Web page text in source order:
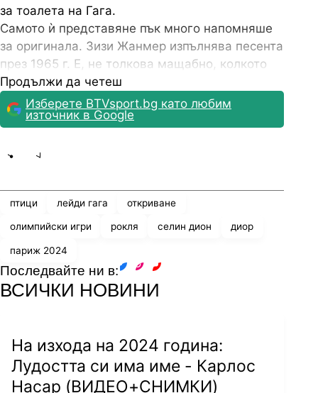
за тоалета на Гага.
Самото ѝ представяне пък много напомняше
за оригинала. Зизи Жанмер изпълнява песента
през 1965 г. Е, не толкова мащабно, колкото
Гага около Сена, но определено препратката е
ясна!
Продължи да четеш
Изберете BTVsport.bg като любим
източник в Google
птици лейди гага откриване
олимпийски игри рокля селин дион диор
париж 2024
Последвайте ни в:
ВСИЧКИ НОВИНИ
На изхода на 2024 година:
Лудостта си има име - Карлос
Насар (ВИДЕО+СНИМКИ)